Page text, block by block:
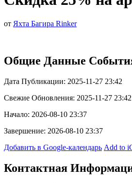
от Яхта Багира Rinker
Общие Данные
Дата Публикации: 2025-11-27 23:42
Свежие Обновления: 2025-11-27 23:42
Начало: 2026-08-10 23:37
Завершение: 2026-08-10 23:37
Добавить в Google-календарь Add to
Контактная